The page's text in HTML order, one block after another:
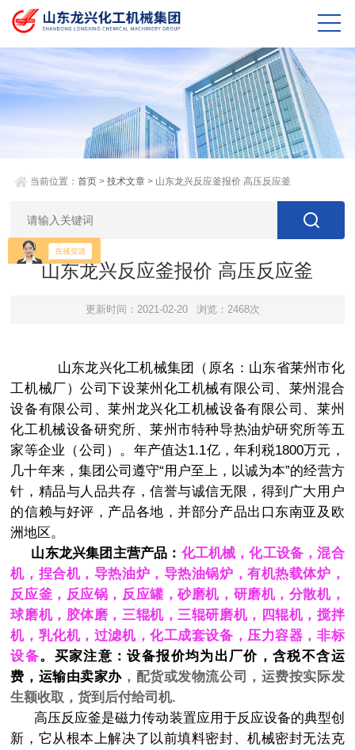
当前位置：首页 >技术文章 > 山东龙兴反应釜报价 高压反应釜
山东龙兴反应釜报价 高压反应釜
更新时间：2021-02-20 浏览：2468次
山东龙兴化工机械集团（原名：山东省莱州市化
工机械厂）公司下设莱州化工机械有限公司、莱州混合
设备有限公司、莱州龙兴化工机械设备有限公司、莱州
化工机械设备研究所、莱州市特种导热油炉研究所等五
家等企业（公司）。年产值达1.1亿，年利税1800万元，
几十年来，集团公司遵守“用户至上，以诚为本”的经营方
针，精品与人品共存，信誉与诚信无限，得到广大用户
的信赖与好评，产品各地，并部分产品出口东南亚及欧
洲地区。
山东龙兴集团主营产品： 化工机械，化工设备，混合
机，捏合机，导热油炉，导热油锅炉，有机热载体炉，
反应釜，反应锅，反应罐，砂磨机，研磨机，分散机，
球磨机，胶体磨，三辊机，三辊研磨机，四辊机，搅拌
机，乳化机，过滤机，化工成套设备，压力容器，非标
设备。买家注意：设备报价均为出厂价，含税不含运
费，运输由卖家办 ，配货或发物流公司，运费按实际发
生额收取，货到后付给司机.
高压反应釜是磁力传动装置应用于反应设备的典型创
新，它从根本上解决了以前填料密封、机械密封无法克